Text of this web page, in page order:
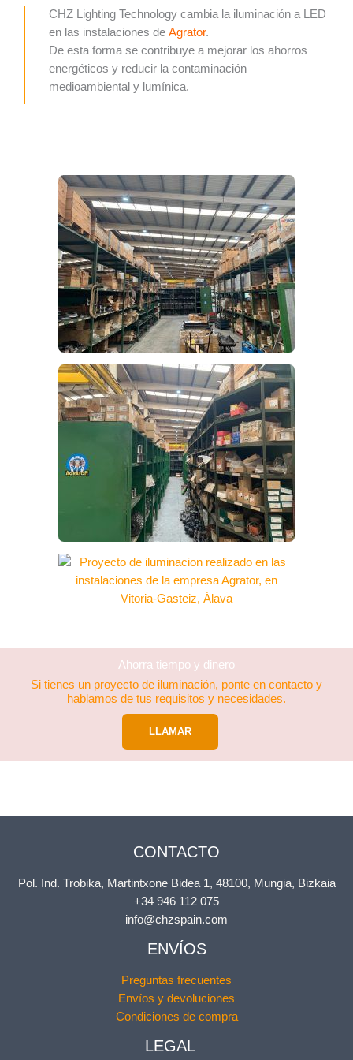
CHZ Lighting Technology cambia la iluminación a LED
en las instalaciones de Agrator.
De esta forma se contribuye a mejorar los ahorros
energéticos y reducir la contaminación
medioambiental y lumínica.
Ahorra tiempo y dinero
Si tienes un proyecto de iluminación, ponte en contacto y
hablamos de tus requisitos y necesidades.
LLAMAR
CONTACTO
Pol. Ind. Trobika, Martintxone Bidea 1, 48100, Mungia, Bizkaia
+34 946 112 075
info@chzspain.com
ENVÍOS
Preguntas frecuentes
Envíos y devoluciones
Condiciones de compra
LEGAL